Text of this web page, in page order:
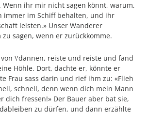
Wenn ihr mir nicht sagen könnt, warum,
immer im Schiff behalten, und ihr
leisten.» Unser Wanderer
sagen, wenn er zurückkomme.
\'dannen, reiste und reiste und fand
Höhle. Dort, dachte er, könnte er
Frau sass darin und rief ihm zu: «Flieh
schnell, denn wenn dich mein Mann
dich fressen!» Der Bauer aber bat sie,
zu dürfen, und dann erzählte